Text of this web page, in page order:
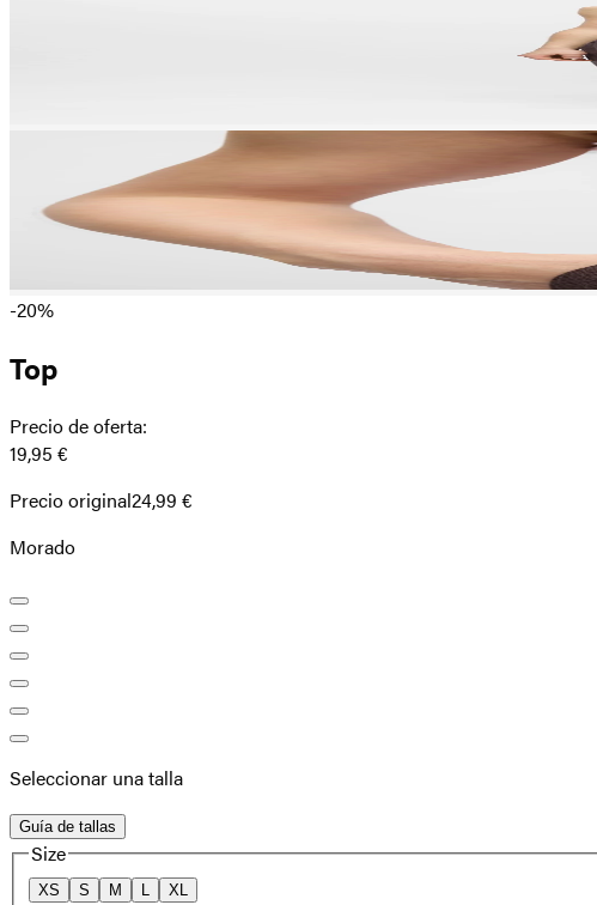
-20%
Top
Precio de oferta:
19,95 €
Precio original24,99 €
Morado
Seleccionar una talla
Guía de tallas
Size
XS S M L XL